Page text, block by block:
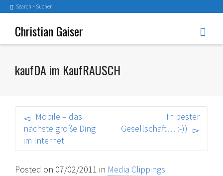
Search – Suchen
Christian Gaiser
kaufDA im KaufRAUSCH
Mobile – das
nächste große Ding
im Internet
In bester
Gesellschaft… :-))
Posted on 07/02/2011 in Media Clippings